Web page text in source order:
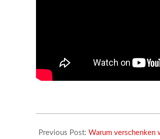
08-
Previous Post: Warum verschenken